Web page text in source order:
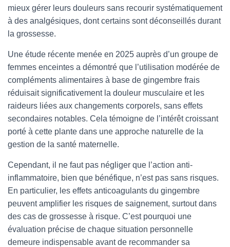
mieux gérer leurs douleurs sans recourir systématiquement
à des analgésiques, dont certains sont déconseillés durant
la grossesse.
Une étude récente menée en 2025 auprès d’un groupe de
femmes enceintes a démontré que l’utilisation modérée de
compléments alimentaires à base de gingembre frais
réduisait significativement la douleur musculaire et les
raideurs liées aux changements corporels, sans effets
secondaires notables. Cela témoigne de l’intérêt croissant
porté à cette plante dans une approche naturelle de la
gestion de la santé maternelle.
Cependant, il ne faut pas négliger que l’action anti-
inflammatoire, bien que bénéfique, n’est pas sans risques.
En particulier, les effets anticoagulants du gingembre
peuvent amplifier les risques de saignement, surtout dans
des cas de grossesse à risque. C’est pourquoi une
évaluation précise de chaque situation personnelle
demeure indispensable avant de recommander sa